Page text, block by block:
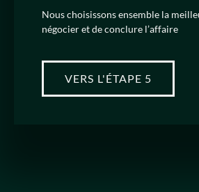
Nous choisissons ensemble la
négocier et de conclure l’affaire
VERS L'ÉTAPE 5